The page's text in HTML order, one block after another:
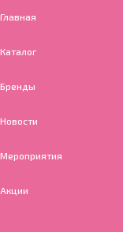
Главная
Каталог
Бренды
Новости
Мероприятия
Акции